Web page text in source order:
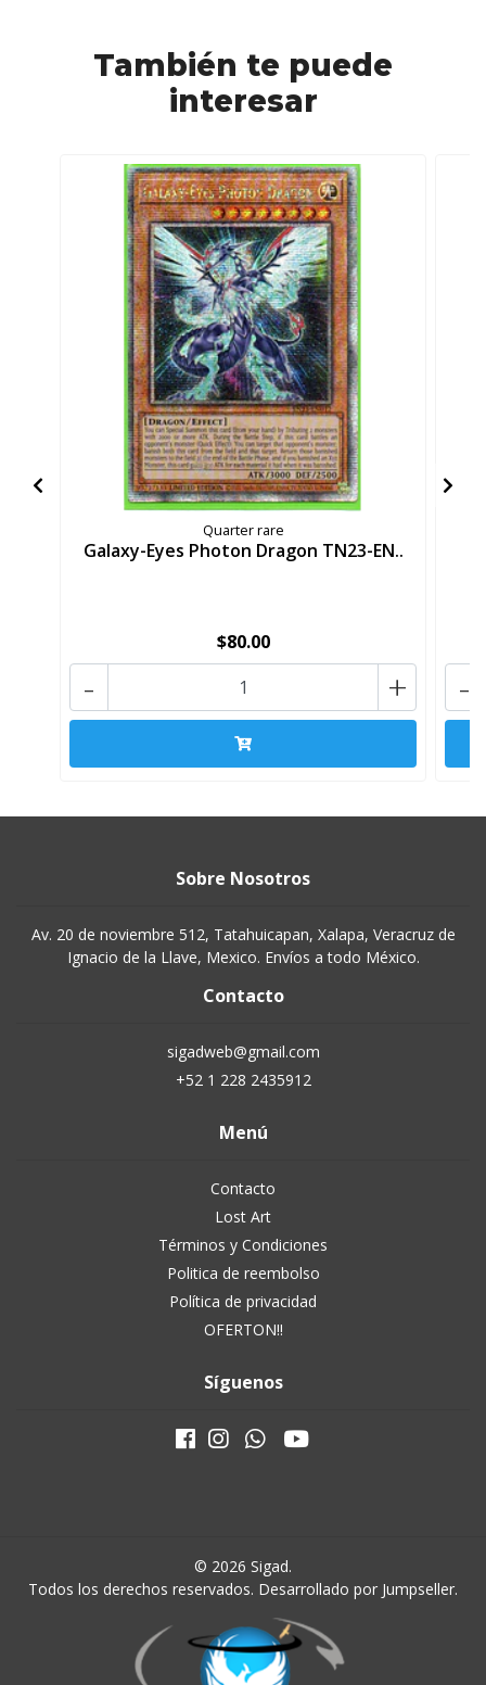
También te puede
interesar
Quarter rare
Galaxy-Eyes Photon Dragon TN23-EN..
$80.00
+
- -
Sobre Nosotros
Av. 20 de noviembre 512, Tatahuicapan, Xalapa, Veracruz de
Ignacio de la Llave, Mexico. Envíos a todo México.
Contacto
sigadweb@gmail.com
+52 1 228 2435912
Menú
Contacto
Lost Art
Términos y Condiciones
Politica de reembolso
Política de privacidad
OFERTON!!
Síguenos
© 2026 Sigad.
Todos los derechos reservados. Desarrollado por Jumpseller.